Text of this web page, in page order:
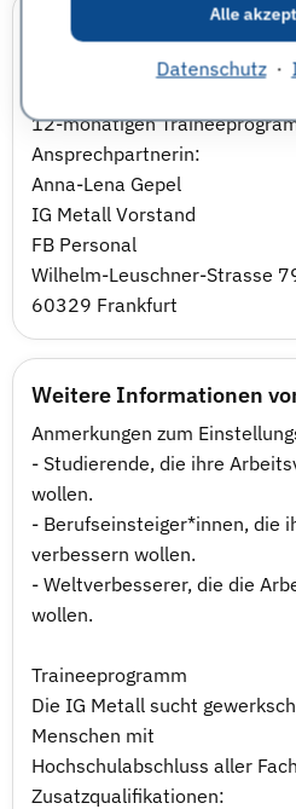
Alle
Datenschutz·
Kontaktmöglichkeiten
Junge
12-monatigen
Ansprechpartnerin:
Anna-Lena Gepel
IG Metall Vorstand
FB Personal
Wilhelm-Leuschner-Strasse
60329 Frankfurt
Weitere Informationen
Anmerkungen zum
- Studierende, die ihre
wollen.
- Berufseinsteiger*innen, die
verbessern wollen.
- Weltverbesserer, die die
wollen.
Traineeprogramm
Die IG Metall sucht
Menschen mit
Hochschulabschluss aller
Zusatzqualifikationen: